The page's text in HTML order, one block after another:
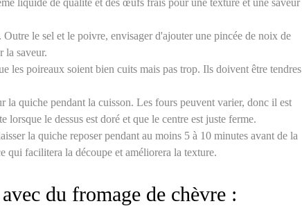
liquide de qualité et des œufs frais pour une texture et une saveur
Outre le sel et le poivre, envisager d'ajouter une pincée de noix de
la saveur.
les poireaux soient bien cuits mais pas trop. Ils doivent être tendres
la quiche pendant la cuisson. Les fours peuvent varier, donc il est
le dessus est doré et que le centre est juste ferme.
la quiche reposer pendant au moins 5 à 10 minutes avant de la
qui facilitera la découpe et améliorera la texture.
du fromage de chèvre :